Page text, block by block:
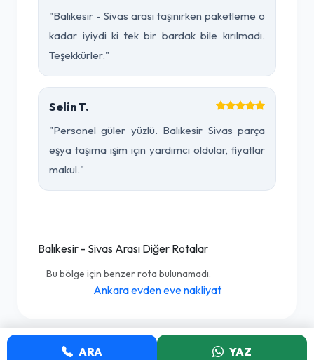
"Balıkesir - Sivas arası taşınırken paketleme o
kadar iyiydi ki tek bir bardak bile kırılmadı.
Teşekkürler."
Selin T.
"Personel güler yüzlü. Balıkesir Sivas parça
eşya taşıma işim için yardımcı oldular, fiyatlar
makul."
Balıkesir - Sivas Arası Diğer Rotalar
Bu bölge için benzer rota bulunamadı.
Ankara evden eve nakliyat
ARA YAZ